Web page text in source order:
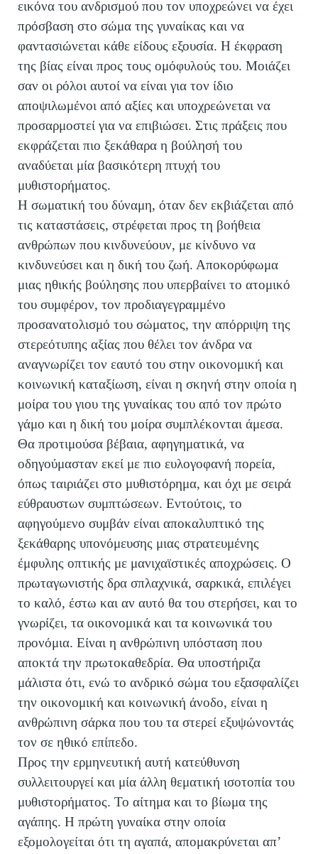
εικόνα του ανδρισμού που τον υποχρεώνει να έχει
πρόσβαση στο σώμα της γυναίκας και να
φαντασιώνεται κάθε είδους εξουσία. Η έκφραση
της βίας είναι προς τους ομόφυλούς του. Μοιάζει
σαν οι ρόλοι αυτοί να είναι για τον ίδιο
αποψιλωμένοι από αξίες και υποχρεώνεται να
προσαρμοστεί για να επιβιώσει. Στις πράξεις που
εκφράζεται πιο ξεκάθαρα η βούλησή του
αναδύεται μία βασικότερη πτυχή του
μυθιστορήματος.
Η σωματική του δύναμη, όταν δεν εκβιάζεται από
τις καταστάσεις, στρέφεται προς τη βοήθεια
ανθρώπων που κινδυνεύουν, με κίνδυνο να
κινδυνεύσει και η δική του ζωή. Αποκορύφωμα
μιας ηθικής βούλησης που υπερβαίνει το ατομικό
του συμφέρον, τον προδιαγεγραμμένο
προσανατολισμό του σώματος, την απόρριψη της
στερεότυπης αξίας που θέλει τον άνδρα να
αναγνωρίζει τον εαυτό του στην οικονομική και
κοινωνική καταξίωση, είναι η σκηνή στην οποία η
μοίρα του γιου της γυναίκας του από τον πρώτο
γάμο και η δική του μοίρα συμπλέκονται άμεσα.
Θα προτιμούσα βέβαια, αφηγηματικά, να
οδηγούμασταν εκεί με πιο ευλογοφανή πορεία,
όπως ταιριάζει στο μυθιστόρημα, και όχι με σειρά
εύθραυστων συμπτώσεων. Εντούτοις, το
αφηγούμενο συμβάν είναι αποκαλυπτικό της
ξεκάθαρης υπονόμευσης μιας στρατευμένης
έμφυλης οπτικής με μανιχαϊστικές αποχρώσεις. Ο
πρωταγωνιστής δρα σπλαχνικά, σαρκικά, επιλέγει
το καλό, έστω και αν αυτό θα του στερήσει, και το
γνωρίζει, τα οικονομικά και τα κοινωνικά του
προνόμια. Είναι η ανθρώπινη υπόσταση που
αποκτά την πρωτοκαθεδρία. Θα υποστήριζα
μάλιστα ότι, ενώ το ανδρικό σώμα του εξασφαλίζει
την οικονομική και κοινωνική άνοδο, είναι η
ανθρώπινη σάρκα που του τα στερεί εξυψώνοντάς
τον σε ηθικό επίπεδο.
Προς την ερμηνευτική αυτή κατεύθυνση
συλλειτουργεί και μία άλλη θεματική ισοτοπία του
μυθιστορήματος. Το αίτημα και το βίωμα της
αγάπης. Η πρώτη γυναίκα στην οποία
εξομολογείται ότι τη αγαπά, απομακρύνεται απ’